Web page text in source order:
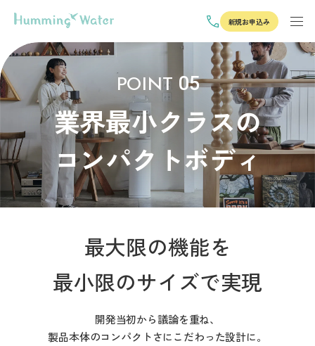
新規お申込み
POINT 05
業界最小クラスの
コンパクトボディ
最大限の機能を
最小限のサイズで実現
開発当初から議論を重ね、
製品本体のコンパクトさにこだわった設計に。